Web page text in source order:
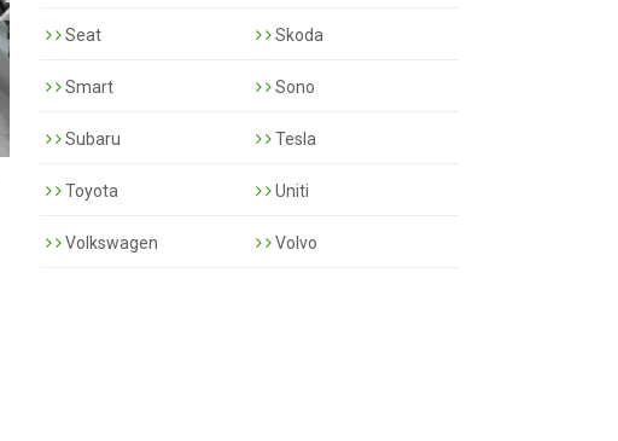
Seat Skoda
Smart Sono
Subaru Tesla
Toyota Uniti
Volkswagen Volvo